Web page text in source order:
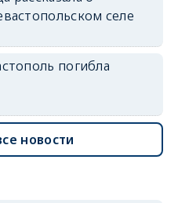
селе
погибла
новости